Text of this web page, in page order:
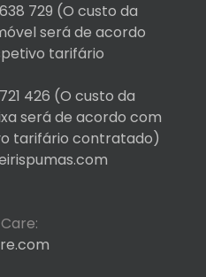
638 729 (O custo da
será de acordo
tarifário
426 (O custo da
será de acordo com
tarifário contratado)